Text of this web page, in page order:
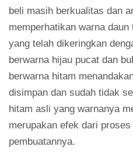
beli masih berkualitas dan
memperhatikan warna
yang telah dikeringkan
berwarna hijau pucat dan
berwarna hitam
disimpan dan sudah tidak
hitam asli yang warnanya
merupakan efek dari
pembuatannya.